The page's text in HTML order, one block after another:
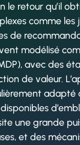
le retour qu’il
comme les
de
modélisé
avec des
de valeur.
adapté
une grande
et des